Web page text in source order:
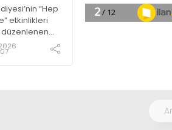
“Hep
etkinlikleri
Kampı’na
Kocaeli